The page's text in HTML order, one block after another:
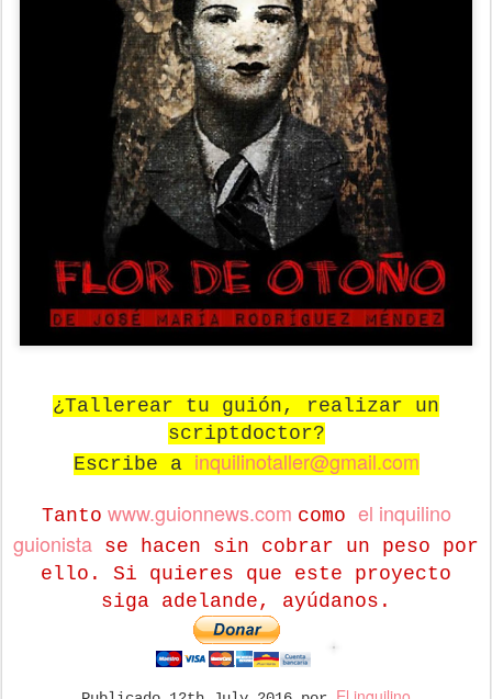
¿Tallerear tu guión, realizar un
scriptdoctor?
Escribe a inquilinotaller@gmail.com
Tanto www.guionnews.com como el inquilino
guionista se hacen sin cobrar un peso por
ello. Si quieres que este proyecto
siga adelande, ayúdanos.